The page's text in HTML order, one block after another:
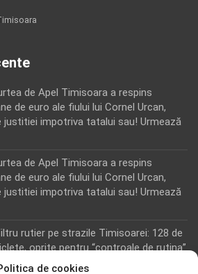
de cookies
de Apel Timisoara a respins
de euro ale fiului lui Cornel Urcan,
justitiei impotriva tatalui sau! Urmează
de Apel Timisoara a respins
de euro ale fiului lui Cornel Urcan,
justitiei impotriva tatalui sau! Urmează
rutier pe strazile Timisoarei: 128 de
oprite pentru “controale de rutina”